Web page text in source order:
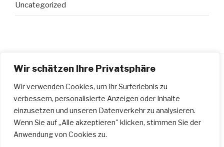
Wir schätzen Ihre Privatsphäre
Wir verwenden Cookies, um Ihr Surferlebnis zu
verbessern, personalisierte Anzeigen oder Inhalte
einzusetzen und unseren Datenverkehr zu analysieren.
Wenn Sie auf „Alle akzeptieren" klicken, stimmen Sie der
Anwendung von Cookies zu.
Uncategorized
DATENSCHUTZERKLÄRUNG
Datenschutzerklärung